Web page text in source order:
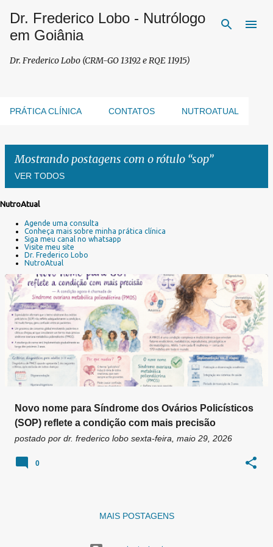
Pular para o conteúdo principal
Dr. Frederico Lobo - Nutrólogo
em Goiânia
Dr. Frederico Lobo (CRM-GO 13192 e RQE 11915)
PRÁTICA CLÍNICA CONTATOS NUTROATUAL
Mostrando postagens com o rótulo sop
VER TODOS
g
NutroAtual
Agende uma consulta
Conheça mais sobre minha prática clínica
Siga meu canal no whatsapp
Visite meu site
Dr. Frederico Lobo
NutroAtual
Novo nome para Síndrome dos Ovários Policísticos
(SOP) reflete a condição com mais precisão
postado por dr. frederico lobo sexta-feira, maio 29, 2026
0
MAIS POSTAGENS